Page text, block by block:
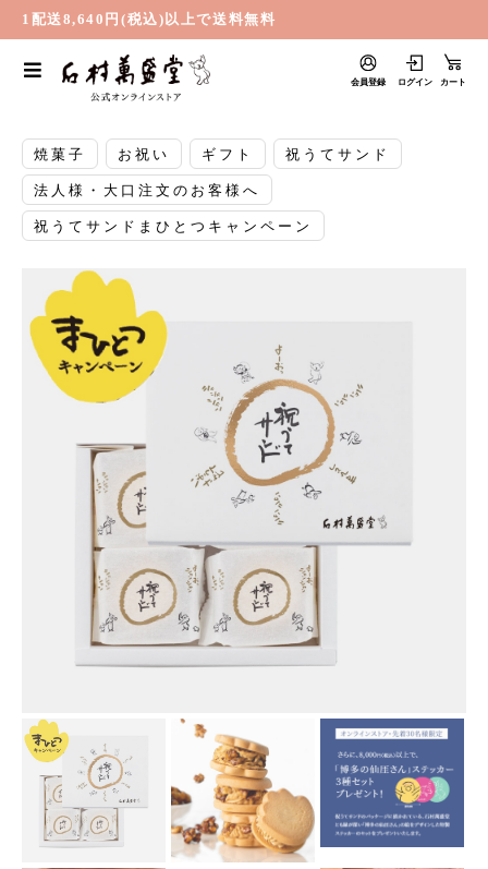
1配送8,640円(税込)以上で送料無料
会員登録 ログイン カート
焼菓子 お祝い ギフト
祝うてサンド
法人様・大口注文のお客様へ
祝うてサンドまひとつキャンペーン